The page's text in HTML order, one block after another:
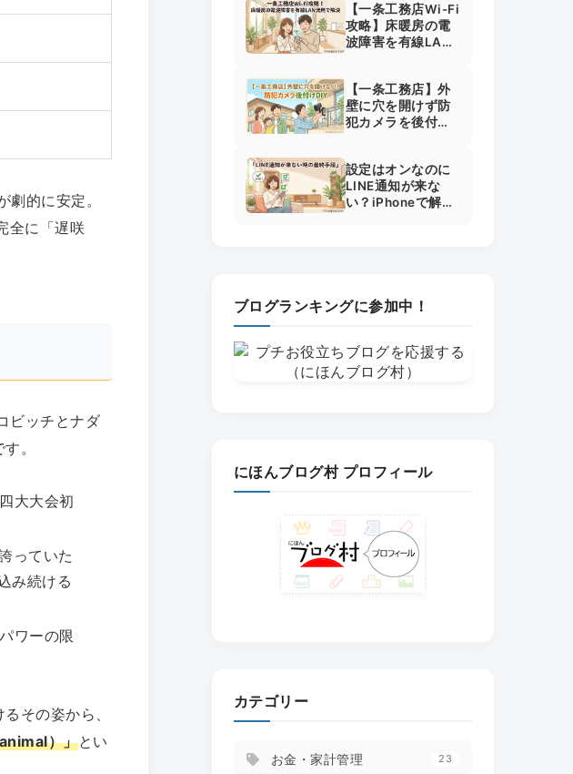
的に安定。
全に「遅咲
ビッチとナダ
。
大大会初
っていた
み続ける
ワーの限
その姿から、
）」とい
【一条工務店Wi-Fi
攻略】床暖房の電
波障害を有線LAN
【一条工務店】外
壁に穴を開けず防
犯カメラを後付
設定はオンなのに
LINE通知が来な
い？iPhoneで解決
ブログランキングに参加中！
にほんブログ村 プロフィール
カテゴリー
お金・家計管理 23